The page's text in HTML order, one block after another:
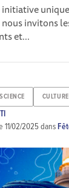
initiative
invitons
et...
11/02/2025dans